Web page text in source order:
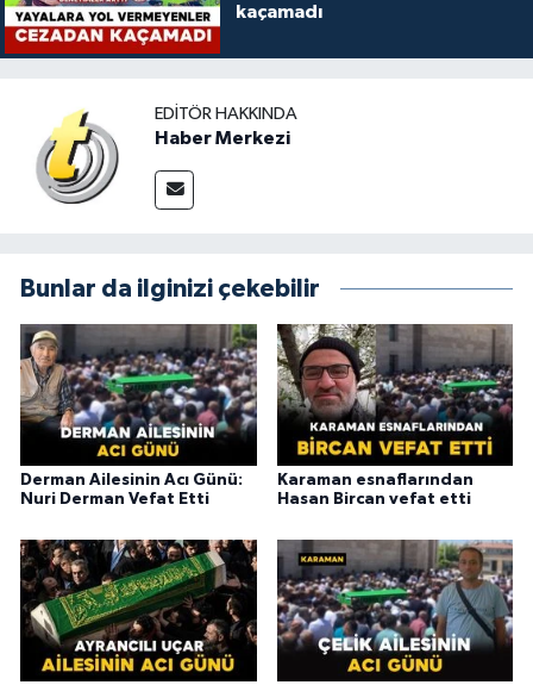
kaçamadı
EDITÖR HAKKINDA
Haber Merkezi
Bunlar da ilginizi çekebilir
Derman Ailesinin Acı Günü:
Nuri Derman Vefat Etti
Karaman esnaflarından
Hasan Bircan vefat etti